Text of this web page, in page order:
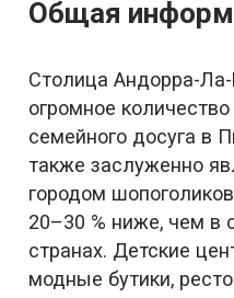
Общая
Столица Андорра-
огромное
семейного досуга в
также заслуженно
городом
20–30 % ниже, чем в
странах. Детские
модные бутики,